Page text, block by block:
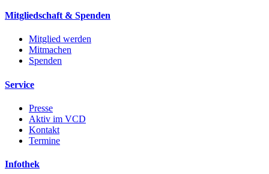
Mitgliedschaft & Spenden
Mitglied werden
Mitmachen
Spenden
Service
Presse
Aktiv im VCD
Kontakt
Termine
Infothek